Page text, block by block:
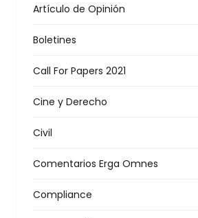
Artículo de Opinión
Boletines
Call For Papers 2021
Cine y Derecho
Civil
Comentarios Erga Omnes
Compliance